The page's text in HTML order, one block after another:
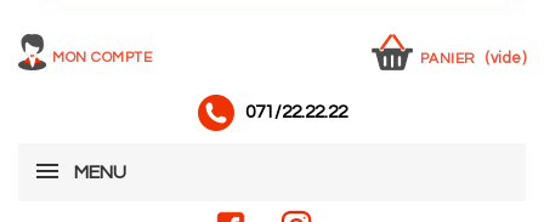
MON COMPTE PANIER (vide)
071/22.22.22
MENU